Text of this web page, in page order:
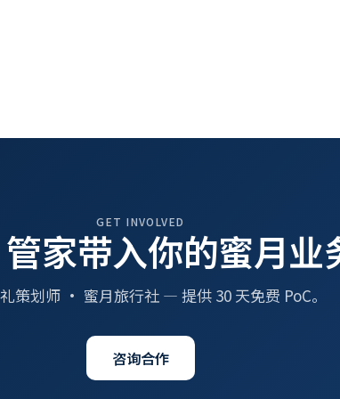
GET INVOLVED
家带入你的蜜月业
策划师 · 蜜月旅行社 — 提供 30 天免费 PoC。
咨询合作